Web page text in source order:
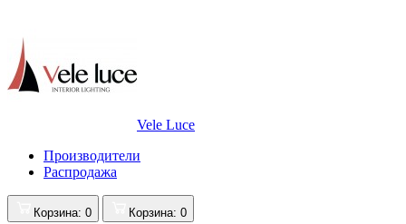
Vele Luce
Производители
Распродажа
Корзина: 0 Корзина: 0